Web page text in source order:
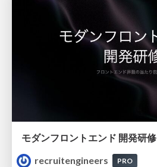
モダンフロントエンド 開発研修
recruitengineers
PRO